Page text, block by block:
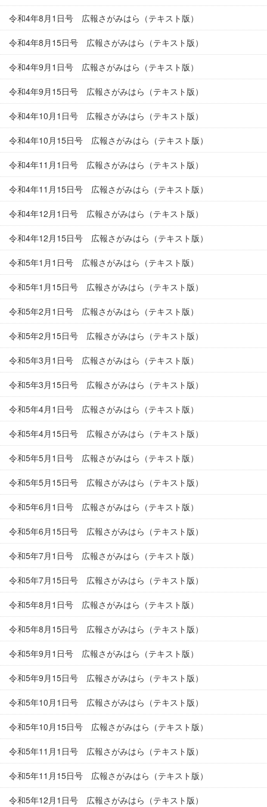
令和4年8月1日号 広報さがみはら（テキスト版）
令和4年8月15日号 広報さがみはら（テキスト版）
令和4年9月1日号 広報さがみはら（テキスト版）
令和4年9月15日号 広報さがみはら（テキスト版）
令和4年10月1日号 広報さがみはら（テキスト版）
令和4年10月15日号 広報さがみはら（テキスト版）
令和4年11月1日号 広報さがみはら（テキスト版）
令和4年11月15日号 広報さがみはら（テキスト版）
令和4年12月1日号 広報さがみはら（テキスト版）
令和4年12月15日号 広報さがみはら（テキスト版）
令和5年1月1日号 広報さがみはら（テキスト版）
令和5年1月15日号 広報さがみはら（テキスト版）
令和5年2月1日号 広報さがみはら（テキスト版）
令和5年2月15日号 広報さがみはら（テキスト版）
令和5年3月1日号 広報さがみはら（テキスト版）
令和5年3月15日号 広報さがみはら（テキスト版）
令和5年4月1日号 広報さがみはら（テキスト版）
令和5年4月15日号 広報さがみはら（テキスト版）
令和5年5月1日号 広報さがみはら（テキスト版）
令和5年5月15日号 広報さがみはら（テキスト版）
令和5年6月1日号 広報さがみはら（テキスト版）
令和5年6月15日号 広報さがみはら（テキスト版）
令和5年7月1日号 広報さがみはら（テキスト版）
令和5年7月15日号 広報さがみはら（テキスト版）
令和5年8月1日号 広報さがみはら（テキスト版）
令和5年8月15日号 広報さがみはら（テキスト版）
令和5年9月1日号 広報さがみはら（テキスト版）
令和5年9月15日号 広報さがみはら（テキスト版）
令和5年10月1日号 広報さがみはら（テキスト版）
令和5年10月15日号 広報さがみはら（テキスト版）
令和5年11月1日号 広報さがみはら（テキスト版）
令和5年11月15日号 広報さがみはら（テキスト版）
令和5年12月1日号 広報さがみはら（テキスト版）